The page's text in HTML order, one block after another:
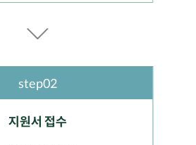
step02
지원서 접수